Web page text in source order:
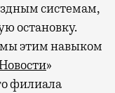
системам,
остановку.
этим навыком
»
филиала